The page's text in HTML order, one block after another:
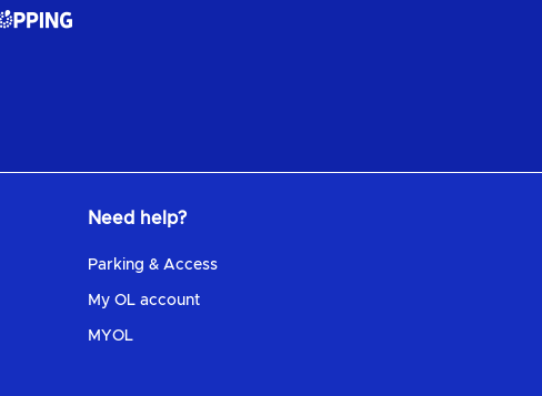
Need help?
Parking & Access
My OL account
MYOL